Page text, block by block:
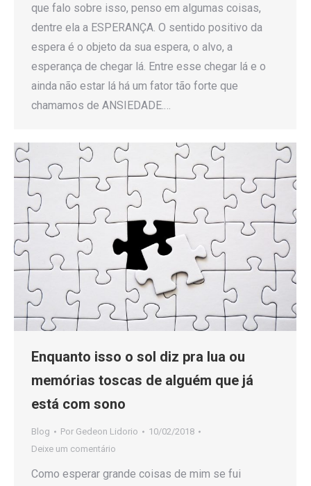
que falo sobre isso, penso em algumas coisas,
dentre ela a ESPERANÇA. O sentido positivo da
espera é o objeto da sua espera, o alvo, a
esperança de chegar lá. Entre esse chegar lá e o
ainda não estar lá há um fator tão forte que
chamamos de ANSIEDADE.…
Enquanto isso o sol diz pra lua ou
memórias toscas de alguém que já
está com sono
Blog Por Gedeon Lidorio
10/02/2018
Deixe um comentário
Como esperar grande coisas de mim se fui